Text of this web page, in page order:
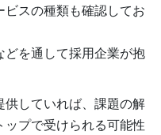
ビスの種類も確認してお
を通して採用企業が抱
していれば、課題の解
プで受けられる可能性